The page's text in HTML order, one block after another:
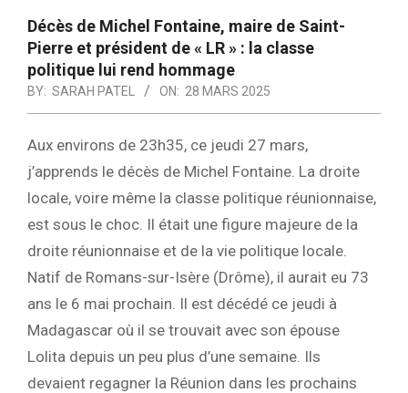
Décès de Michel Fontaine, maire de Saint-
Pierre et président de « LR » : la classe
politique lui rend hommage
BY: SARAH PATEL ON: 28 MARS 2025
Aux environs de 23h35, ce jeudi 27 mars,
j’apprends le décès de Michel Fontaine. La droite
locale, voire même la classe politique réunionnaise,
est sous le choc. Il était une figure majeure de la
droite réunionnaise et de la vie politique locale.
Natif de Romans-sur-Isère (Drôme), il aurait eu 73
ans le 6 mai prochain. Il est décédé ce jeudi à
Madagascar où il se trouvait avec son épouse
Lolita depuis un peu plus d’une semaine. Ils
devaient regagner la Réunion dans les prochains